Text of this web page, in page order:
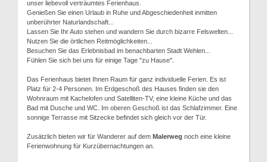
unser liebevoll verträumtes Ferienhaus.
Genießen Sie einen Urlaub in Ruhe und Abgeschiedenheit inmitten
unberührter Naturlandschaft...
Lassen Sie Ihr Auto stehen und wandern Sie durch bizarre Felswelten...
Nutzen Sie die örtlichen Reitmöglichkeiten...
Besuchen Sie das Erlebnisbad im benachbarten Stadt Wehlen...
Fühlen Sie sich bei uns für einige Tage "zu Hause".
Das Ferienhaus bietet Ihnen Raum für ganz individuelle Ferien. Es ist
Platz für 2-4 Personen. Im Erdgeschoß des Hauses finden sie den
Wohnraum mit Kachelofen und Satelliten-TV, eine kleine Küche und das
Bad mit Dusche und WC. Im oberen Geschoß ist das Schlafzimmer. Eine
sonnige Terrasse mit Sitzecke befindet sich gleich vor der Tür.
Zusätzlich bieten wir für Wanderer auf dem Malerweg noch eine kleine
Ferienwohnung für Kurzübernachtungen an.